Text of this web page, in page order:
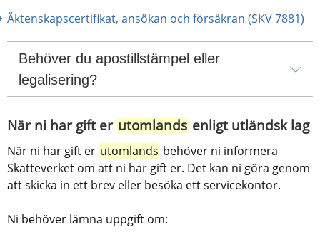
Äktenskapscertifikat, ansökan och försäkran (SKV 7881)
Behöver du apostillstämpel eller
legalisering?
När ni har gift er utomlands enligt utländsk lag
När ni har gift er utomlands behöver ni informera
Skatteverket om att ni har gift er. Det kan ni göra genom
att skicka in ett brev eller besöka ett servicekontor.
Ni behöver lämna uppgift om: